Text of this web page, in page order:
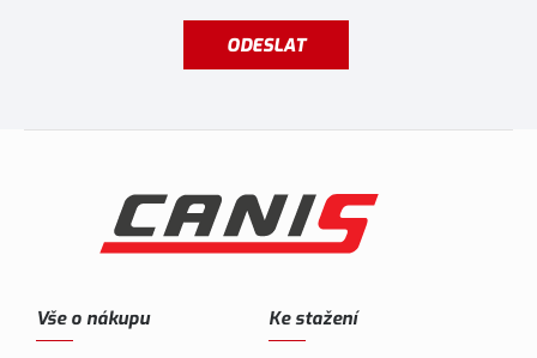
ODESLAT
Vše o nákupu Ke stažení